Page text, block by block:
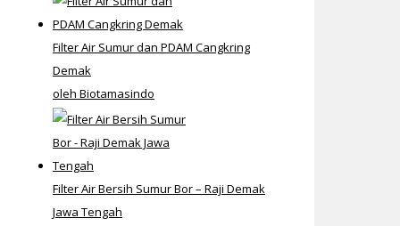
Filter Air Sumur dan PDAM Cangkring
Demak
oleh Biotamasindo
Filter Air Bersih Sumur Bor – Raji Demak
Jawa Tengah